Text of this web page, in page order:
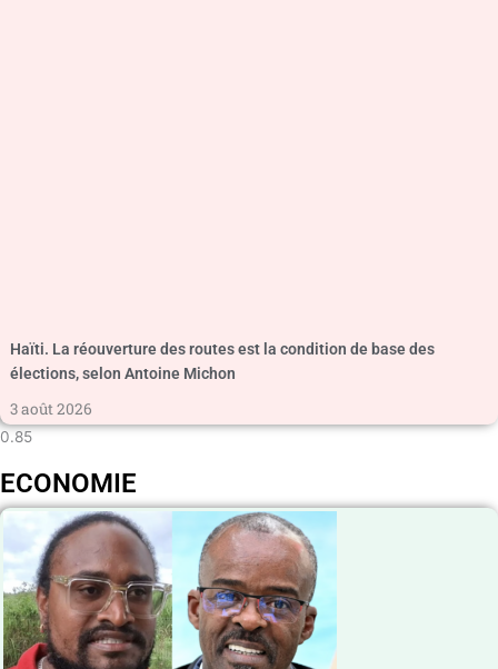
Haïti. La réouverture des routes est la condition de base des
élections, selon Antoine Michon
3 août 2026
ECONOMIE